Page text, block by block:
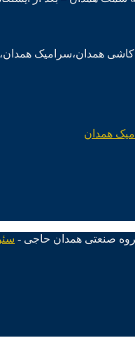
صنعتی همدان حاجی -